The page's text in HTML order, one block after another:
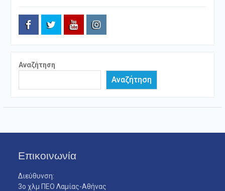
Αναζήτηση
Αναζήτηση
Επικοινωνία
Διεύθυνση:
3ο χλμ ΠΕΟ Λαμίας-Αθήνας